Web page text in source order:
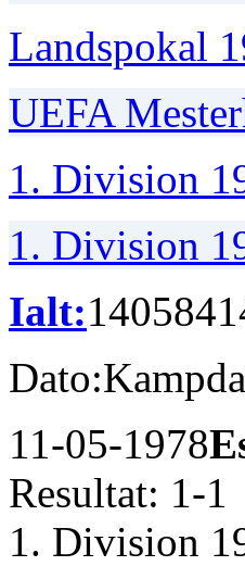
Landspokal
UEFA
1. Division
1. Division
Ialt:1405841
Dato:
11-05-1978
Resultat: 1-1
1. Division